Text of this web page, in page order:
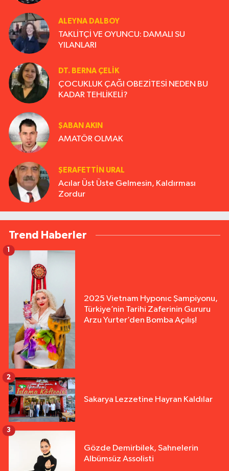
ALEYNA DALBOY
TAKLİTÇİ VE OYUNCU: DAMALI SU
YILANLARI
DT. BERNA ÇELIK
ÇOCUKLUK ÇAĞI OBEZİTESİ NEDEN BU
KADAR TEHLİKELİ?
ŞABAN AKIN
AMATÖR OLMAK
ŞERAFETTIN URAL
Acılar Üst Üste Gelmesin, Kaldırması
Zordur
Trend Haberler
2025 Vietnam Hyponıc Şampiyonu,
Türkiye’nin Tarihi Zaferinin Gururu
Arzu Yurter’den Bomba Açılış!
1
Sakarya Lezzetine Hayran Kaldılar
2
Gözde Demirbilek, Sahnelerin
Albümsüz Assolisti
3